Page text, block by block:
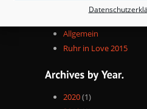
Allgemein
Ruhr in Love 2015
2020(1)